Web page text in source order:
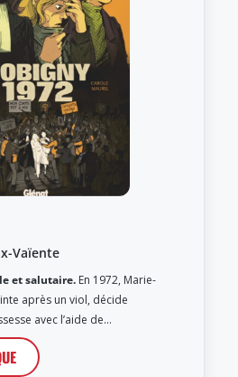
Vaïente
et salutaire. En 1972, Marie-
après un viol, décide
avec l’aide de…